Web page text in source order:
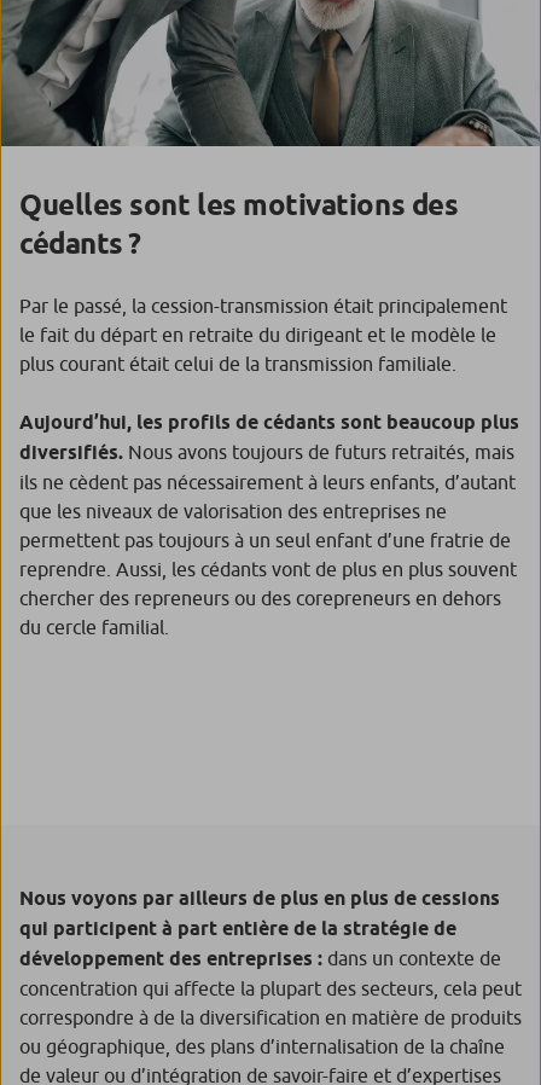
Quelles sont les motivations des
cédants ?
Par le passé, la cession-transmission était principalement
le fait du départ en retraite du dirigeant et le modèle le
plus courant était celui de la transmission familiale.
Aujourd’hui, les profils de cédants sont beaucoup plus
diversifiés. Nous avons toujours de futurs retraités, mais
ils ne cèdent pas nécessairement à leurs enfants, d’autant
que les niveaux de valorisation des entreprises ne
permettent pas toujours à un seul enfant d’une fratrie de
reprendre. Aussi, les cédants vont de plus en plus souvent
chercher des repreneurs ou des corepreneurs en dehors
du cercle familial.
Nous voyons par ailleurs de plus en plus de cessions
qui participent à part entière de la stratégie de
développement des entreprises : dans un contexte de
concentration qui affecte la plupart des secteurs, cela peut
correspondre à de la diversification en matière de produits
ou géographique, des plans d’internalisation de la chaîne
de valeur ou d’intégration de savoir-faire et d’expertises